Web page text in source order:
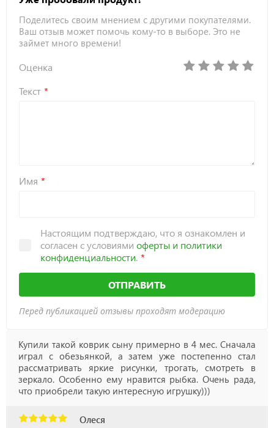
Поделитесь своим мнением с другими покупателями.
Ваш отзыв может помочь кому-то в выборе. Это не
займет много времени!
Оценка
Текст
Имя
Настоящим подтверждаю, что я ознакомлен и
согласен с условиями оферты и политики
конфиденциальности.
ОТПРАВИТЬ
Перед публикацией отзывы проходят модерацию
Купили такой коврик сыну примерно в 4 мес. Сначала
играл с обезьянкой, а затем уже постепенно стал
рассматривать яркие рисунки, трогать, смотреть в
зеркало. Особенно ему нравится рыбка. Очень рада,
что приобрели такую интересную игрушку)))
Олеся